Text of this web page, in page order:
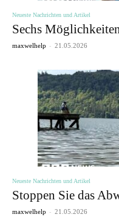
Neueste Nachrichten und Artikel
Sechs
maxwelhelp - 21.05.2026
Neueste Nachrichten und Artikel
Stoppen Sie das
maxwelhelp - 21.05.2026